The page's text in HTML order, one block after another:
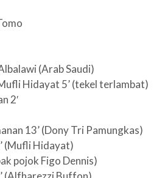
(Arab Saudi)
Hidayat 5’ (tekel terlambat)
2′
13’ (Dony Tri Pamungkas)
(Mufli Hidayat)
pojok Figo Dennis)